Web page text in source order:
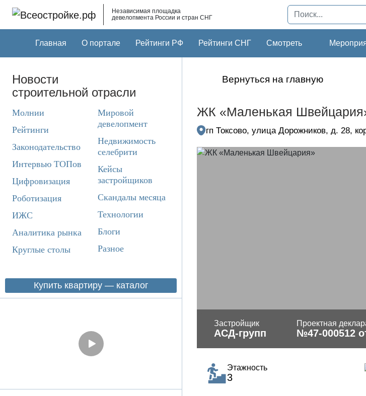
Независимая площадка
девелопмента России и стран СНГ
Главная О портале Рейтинги РФ Рейтинги СНГ Смотреть
Новости
строительной отрасли
Молнии
Рейтинги
Законодательство
Интервью ТОПов
Цифровизация
Роботизация
ИЖС
Аналитика рынка
Круглые столы
Мировой
девелопмент
Недвижимость
селебрити
Кейсы
застройщиков
Скандалы месяца
Технологии
Блоги
Разное
Купить квартиру — каталог
Вернуться на главную
ЖК «Маленькая
гп Токсово, улица Дорожников, д. 28,
Застройщик
АСД-групп
Проектная
№47-000512
Этажность
3